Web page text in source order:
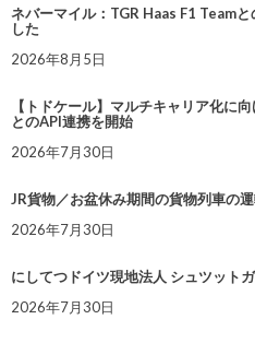
ネバーマイル：TGR Haas F1 Team
した
2026年8月5日
【トドケール】マルチキャリア化に
とのAPI連携を開始
2026年7月30日
JR貨物／お盆休み期間の貨物列車の
2026年7月30日
にしてつドイツ現地法人 シュツット
2026年7月30日